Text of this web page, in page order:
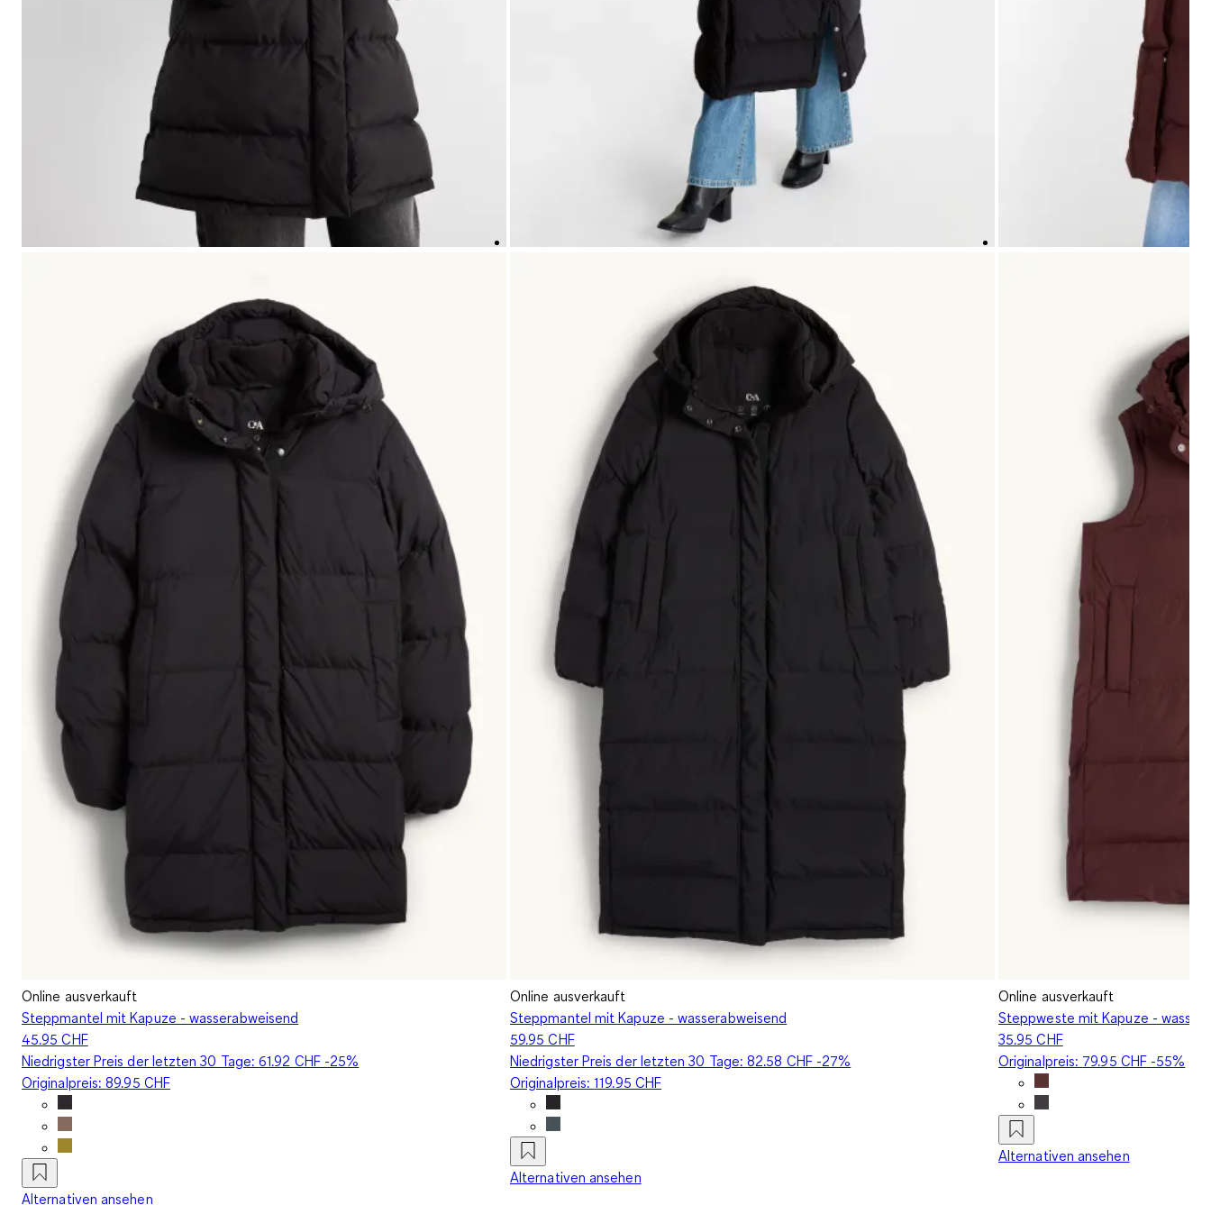
Online ausverkauft
Steppmantel mit Kapuze - wasserabweisend
45.95 CHF
Niedrigster Preis der letzten 30 Tage:61.92 CHF-25%
Originalpreis:89.95 CHF
Alternativen ansehen
Online ausverkauft
Steppmantel mit Kapuze - wasserabweisend
59.95 CHF
Niedrigster Preis der letzten 30 Tage:82.58 CHF-27%
Originalpreis:119.95 CHF
Alternativen ansehen
Online ausverkauft
Steppweste mit Kapuze -
35.95 CHF
Originalpreis: 79.95 CHF-55%
Alternativen ansehen